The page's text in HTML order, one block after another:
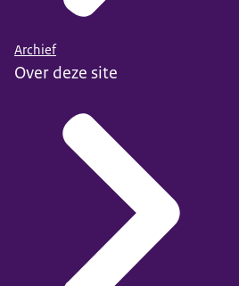
Archief
Over deze site